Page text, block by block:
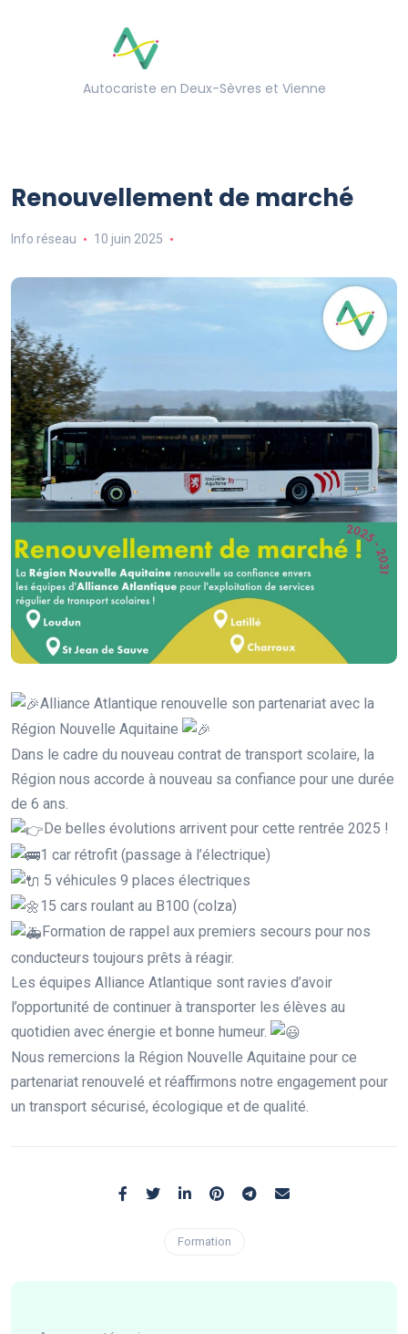
Autocariste en Deux-Sèvres et Vienne
Renouvellement de marché
Info réseau 10 juin 2025
Alliance Atlantique renouvelle son partenariat avec la
Région Nouvelle Aquitaine
Dans le cadre du nouveau contrat de transport scolaire, la
Région nous accorde à nouveau sa confiance pour une durée
de 6 ans.
De belles évolutions arrivent pour cette rentrée 2025 !
1 car rétrofit (passage à l’électrique)
5 véhicules 9 places électriques
15 cars roulant au B100 (colza)
Formation de rappel aux premiers secours pour nos
conducteurs toujours prêts à réagir.
Les équipes Alliance Atlantique sont ravies d’avoir
l’opportunité de continuer à transporter les élèves au
quotidien avec énergie et bonne humeur.
Nous remercions la Région Nouvelle Aquitaine pour ce
partenariat renouvelé et réaffirmons notre engagement pour
un transport sécurisé, écologique et de qualité.
Formation